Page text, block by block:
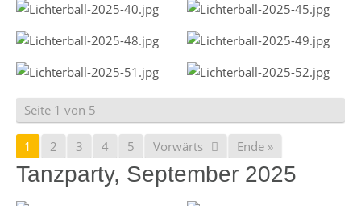
Seite 1 von 5
1 2 3 4 5 Vorwärts Ende »
Tanzparty, September 2025